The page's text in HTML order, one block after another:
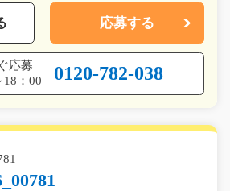
応募する
応募
18：00
0120-782-038